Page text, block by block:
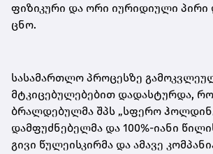
ფიზიკური და ორი იურიდიული პირი
ცნო.
სასამართლო პროცესზე
მტკიცებულებებით დადასტურდა,
ბრალდებულმა შპს „სფერო
დამფუძნებელმა და 100%-იანი
გივი წულეისკირმა და ამავე